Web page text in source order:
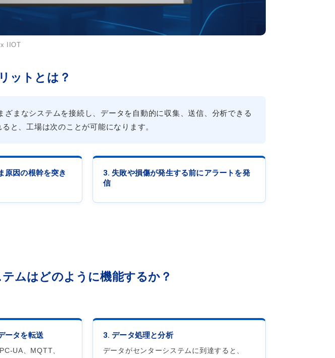
IIOT
ットとは？
まなシステムを接続し、データを自動的に収集、送信、分析できる
と、工場は次のことが可能になります。
原因の根幹を突き
3. 失敗や損傷が発生する前にアラートを発
信
ムはどのように機能するか？
ータを転送
UA、MQTT、
3. データ処理と分析
データがセンターシステムに到達すると、